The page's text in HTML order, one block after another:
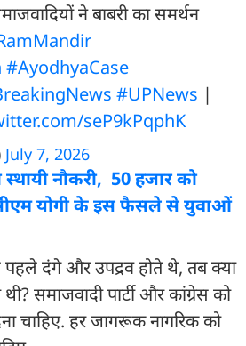
ने बाबरी का समर्थन
#AyodhyaCase
#UPNews |
seP9kPqphK
July 7, 2026
नौकरी, 50 हजार को
सीएम योगी के इस फैसले से युवाओं
पहले दंगे और उपद्रव होते थे, तब क्या
समाजवादी पार्टी और कांग्रेस को
चाहिए. हर जागरूक नागरिक को